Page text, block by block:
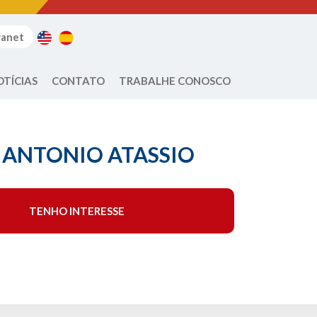
CONTATO TRABALHE CONOSCO
ATASSIO
TENHO INTERESSE